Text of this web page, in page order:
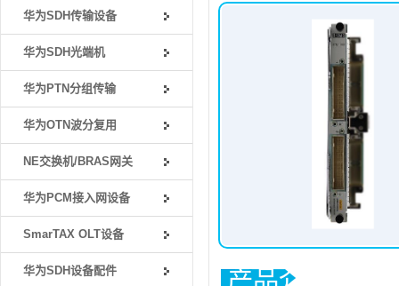
华为SDH传输设备
华为SDH光端机
华为PTN分组传输
华为OTN波分复用
NE交换机/BRAS网关
华为PCM接入网设备
SmarTAX OLT设备
华为SDH设备配件